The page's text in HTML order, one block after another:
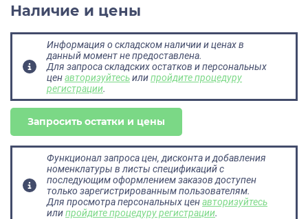
Наличие и цены
Информация о складском наличии и ценах в
данный момент не предоставлена.
Для запроса складских остатков и персональных
ценавторизуйтесьилипройдите процедуру
регистрации.
Запросить остатки и цены
Функционал запроса цен, дисконта и добавления
номенклатуры в листы спецификаций с
последующим оформлением заказов доступен
только зарегистрированным пользователям.
Для просмотра персональных ценавторизуйтесь
илипройдите процедуру регистрации.